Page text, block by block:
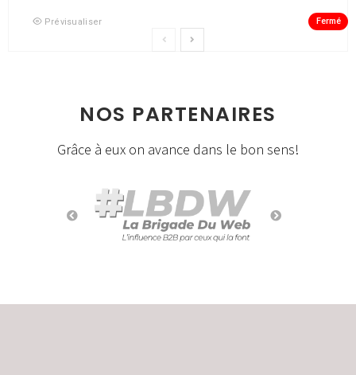
Prévisualiser Fermé
NOS PARTENAIRES
Grâce à eux on avance dans le bon sens!